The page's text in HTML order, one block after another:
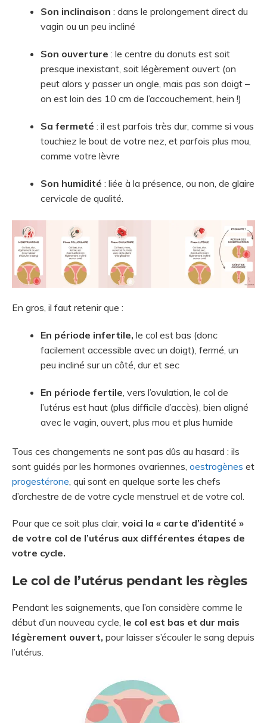
Son inclinaison : dans le prolongement direct du
vagin ou un peu incliné
Son ouverture : le centre du donuts est soit
presque inexistant, soit légèrement ouvert (on
peut alors y passer un ongle, mais pas son doigt –
on est loin des 10 cm de l’accouchement, hein !)
Sa fermeté : il est parfois très dur, comme si vous
touchiez le bout de votre nez, et parfois plus mou,
comme votre lèvre
Son humidité : liée à la présence, ou non, de glaire
cervicale de qualité.
En gros, il faut retenir que :
En période infertile, le col est bas (donc
facilement accessible avec un doigt), fermé, un
peu incliné sur un côté, dur et sec
En période fertile , vers l’ovulation, le col de
l’utérus est haut (plus difficile d’accès), bien aligné
avec le vagin, ouvert, plus mou et plus humide
Tous ces changements ne sont pas dûs au hasard : ils
sont guidés par les hormones ovariennes, oestrogènes et
progestérone , qui sont en quelque sorte les chefs
d’orchestre de de votre cycle menstruel et de votre col.
Pour que ce soit plus clair, voici la « carte d’identité »
de votre col de l’utérus aux différentes étapes de
votre cycle.
Le col de l’utérus pendant les règles
Pendant les saignements, que l’on considère comme le
début d’un nouveau cycle, le col est bas et dur mais
légèrement ouvert, pour laisser s’écouler le sang depuis
l’utérus.